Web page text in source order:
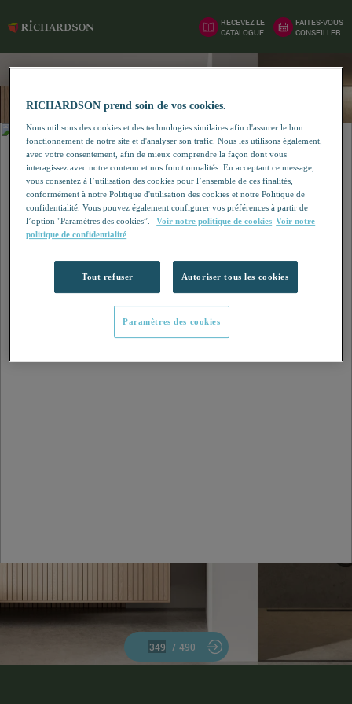
RECEVEZ LE
CATALOGUE
FAITES-VOUS
CONSEILLER
/ 490
RICHARDSON prend soin de vos cookies.
Nous utilisons des cookies et des technologies similaires afin d'assurer le bon
fonctionnement de notre site et d'analyser son trafic. Nous les utilisons également,
avec votre consentement, afin de mieux comprendre la façon dont vous
interagissez avec notre contenu et nos fonctionnalités. En acceptant ce message,
vous consentez à l’utilisation des cookies pour l’ensemble de ces finalités,
conformément à notre Politique d'utilisation des cookies et notre Politique de
confidentialité. Vous pouvez également configurer vos préférences à partir de
l’option "Paramètres des cookies”.
Voir notre politique de cookies Voir notre
politique de confidentialité
Tout refuser Autoriser tous les cookies
Paramètres des cookies